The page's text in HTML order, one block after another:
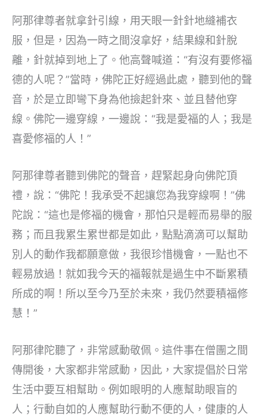
阿那律尊者就拿針引線，用天眼一針針地縫補衣
服，但是，因為一時之間沒拿好，結果線和針脫
離，針就掉到地上了。他高聲喊道：“有沒有要修福
德的人呢？”當時，佛陀正好經過此處，聽到他的聲
音，於是立即彎下身為他撿起針來、並且替他穿
線。佛陀一邊穿線，一邊說：“我是愛福的人；我是
喜愛修福的人！”
阿那律尊者聽到佛陀的聲音，趕緊起身向佛陀頂
禮，說：“佛陀！我承受不起讓您為我穿線啊！”佛
陀說：“這也是修福的機會，那怕只是輕而易舉的服
務；而且我累生累世都是如此，點點滴滴可以幫助
別人的動作我都願意做，我很珍惜機會，一點也不
輕易放過！就如我今天的福報就是過生中不斷累積
所成的啊！所以至今乃至於未來，我仍然要積福修
慧！”
阿那律陀聽了，非常感動敬佩。這件事在僧團之間
傳開後，大家都非常感動，因此，大家提倡於日常
生活中要互相幫助。例如眼明的人應幫助眼盲的
人；行動自如的人應幫助行動不便的人，健康的人